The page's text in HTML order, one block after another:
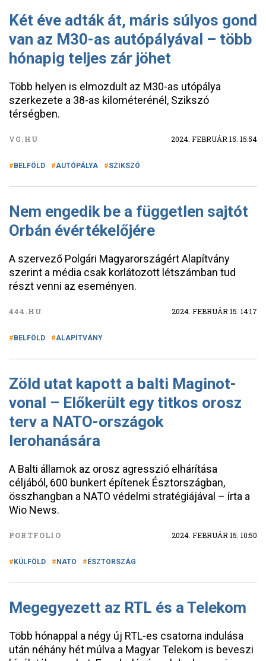
Két éve adták át, máris súlyos gond
van az M30-as autópályával – több
hónapig teljes zár jöhet
Több helyen is elmozdult az M30-as utópálya
szerkezete a 38-as kilométerénél, Szikszó
térségben.
VG.HU 2024. FEBRUÁR 15. 15:54
BELFÖLD AUTÓPÁLYA SZIKSZÓ
Nem engedik be a független sajtót
Orbán évértékelőjére
A szervező Polgári Magyarországért Alapítvány
szerint a média csak korlátozott létszámban tud
részt venni az eseményen.
444.HU 2024. FEBRUÁR 15. 14:17
BELFÖLD ALAPÍTVÁNY
Zöld utat kapott a balti Maginot-
vonal – Előkerült egy titkos orosz
terv a NATO-országok
lerohanására
A Balti államok az orosz agresszió elhárítása
céljából, 600 bunkert építenek Észtországban,
összhangban a NATO védelmi stratégiájával – írta a
Wio News.
PORTFOLIO 2024. FEBRUÁR 15. 10:50
KÜLFÖLD NATO ÉSZTORSZÁG
Megegyezett az RTL és a Telekom
Több hónappal a négy új RTL-es csatorna indulása
után néhány hét múlva a Magyar Telekom is beveszi